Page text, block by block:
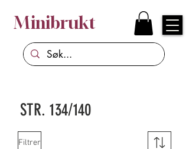
Minibrukt
STR. 134/140
Filtrer